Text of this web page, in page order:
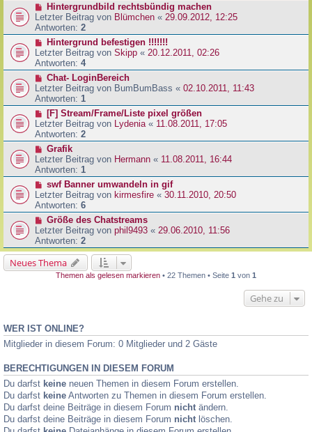
Hintergrundbild rechtsbündig machen
Letzter Beitrag von Blümchen « 29.09.2012, 12:25
Antworten: 2
Hintergrund befestigen !!!!!!!
Letzter Beitrag von Skipp « 20.12.2011, 02:26
Antworten: 4
Chat- LoginBereich
Letzter Beitrag von BumBumBass « 02.10.2011, 11:43
Antworten: 1
[F] Stream/Frame/Liste pixel größen
Letzter Beitrag von
Lydenia « 11.08.2011, 17:05
Antworten: 2
Grafik
Letzter Beitrag von Hermann « 11.08.2011, 16:44
Antworten: 1
swf Banner umwandeln in gif
Letzter Beitrag von kirmesfire « 30.11.2010, 20:50
Antworten: 6
Größe des Chatstreams
Letzter Beitrag von phil9493 « 29.06.2010, 11:56
Antworten: 2
Neues Thema
Themen als gelesen markieren • 22 Themen • Seite 1 von 1
Gehe zu
WER IST ONLINE?
Mitglieder in diesem Forum: 0 Mitglieder und 2 Gäste
BERECHTIGUNGEN IN DIESEM FORUM
Du darfst keine neuen Themen in diesem Forum erstellen.
Du darfst keine Antworten zu Themen in diesem Forum erstellen.
Du darfst deine Beiträge in diesem Forum nicht ändern.
Du darfst deine Beiträge in diesem Forum nicht löschen.